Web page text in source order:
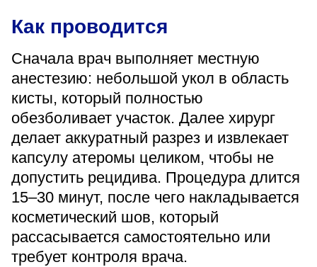
Как проводится
Сначала врач выполняет местную
анестезию: небольшой укол в область
кисты, который полностью
обезболивает участок. Далее хирург
делает аккуратный разрез и извлекает
капсулу атеромы целиком, чтобы не
допустить рецидива. Процедура длится
15–30 минут, после чего накладывается
косметический шов, который
рассасывается самостоятельно или
требует контроля врача.